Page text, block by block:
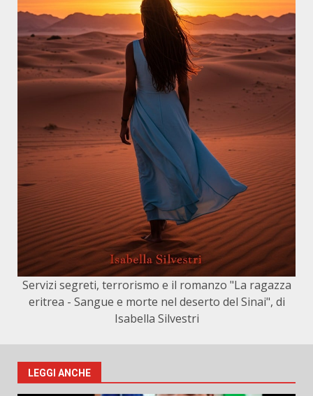
Servizi segreti, terrorismo e il romanzo "La ragazza
eritrea - Sangue e morte nel deserto del Sinai", di
Isabella Silvestri
LEGGI ANCHE